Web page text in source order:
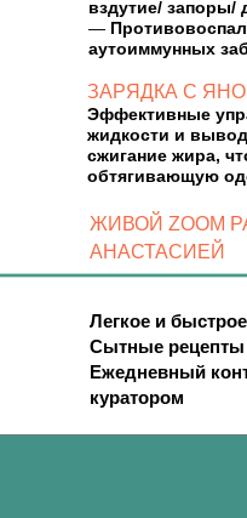
вздутие/ запоры/
—
аутоиммунных
ЗАРЯДКА С
Эффективные
жидкости и
сжигание жира,
обтягивающую
Легкое и
Сытные рецепты
Ежедневный
куратором
ЖИВОЙ ZOOM
АНАСТАСИЕЙ